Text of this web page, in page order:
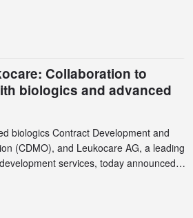
Collaboration to
biologics and advanced
biologics Contract Development and
(CDMO), and Leukocare AG, a leading
services, today announced a
companies developing